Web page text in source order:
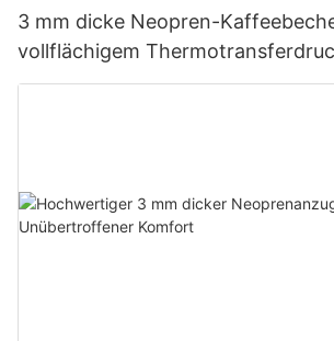
3 mm dicke Neopren-
vollflächigem